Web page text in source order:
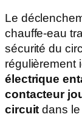
Le
chauffe-eau
sécurité du
régulièrement
électrique
contacteur
circuit dans